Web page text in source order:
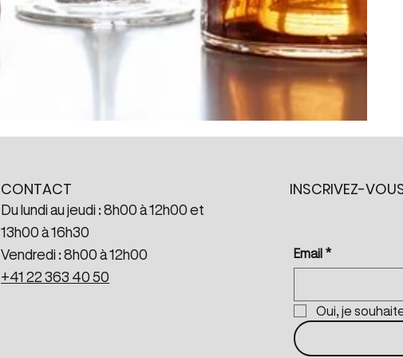
CONTACT
Du lundi au jeudi : 8h00 à 12h00 et
13h00 à 16h30
Vendredi : 8h00 à 12h00
+41 22 363 40 50
INSCRIVEZ-
Email *
Oui, je